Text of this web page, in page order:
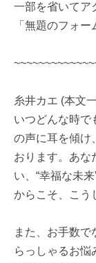
一部を省いてア
「無題のフォー
糸井カエ (本文
いつどんな時で
の声に耳を傾け
おります。あな
い、“幸福な未
からこそ、こう
また、お手数
らっしゃるお悩